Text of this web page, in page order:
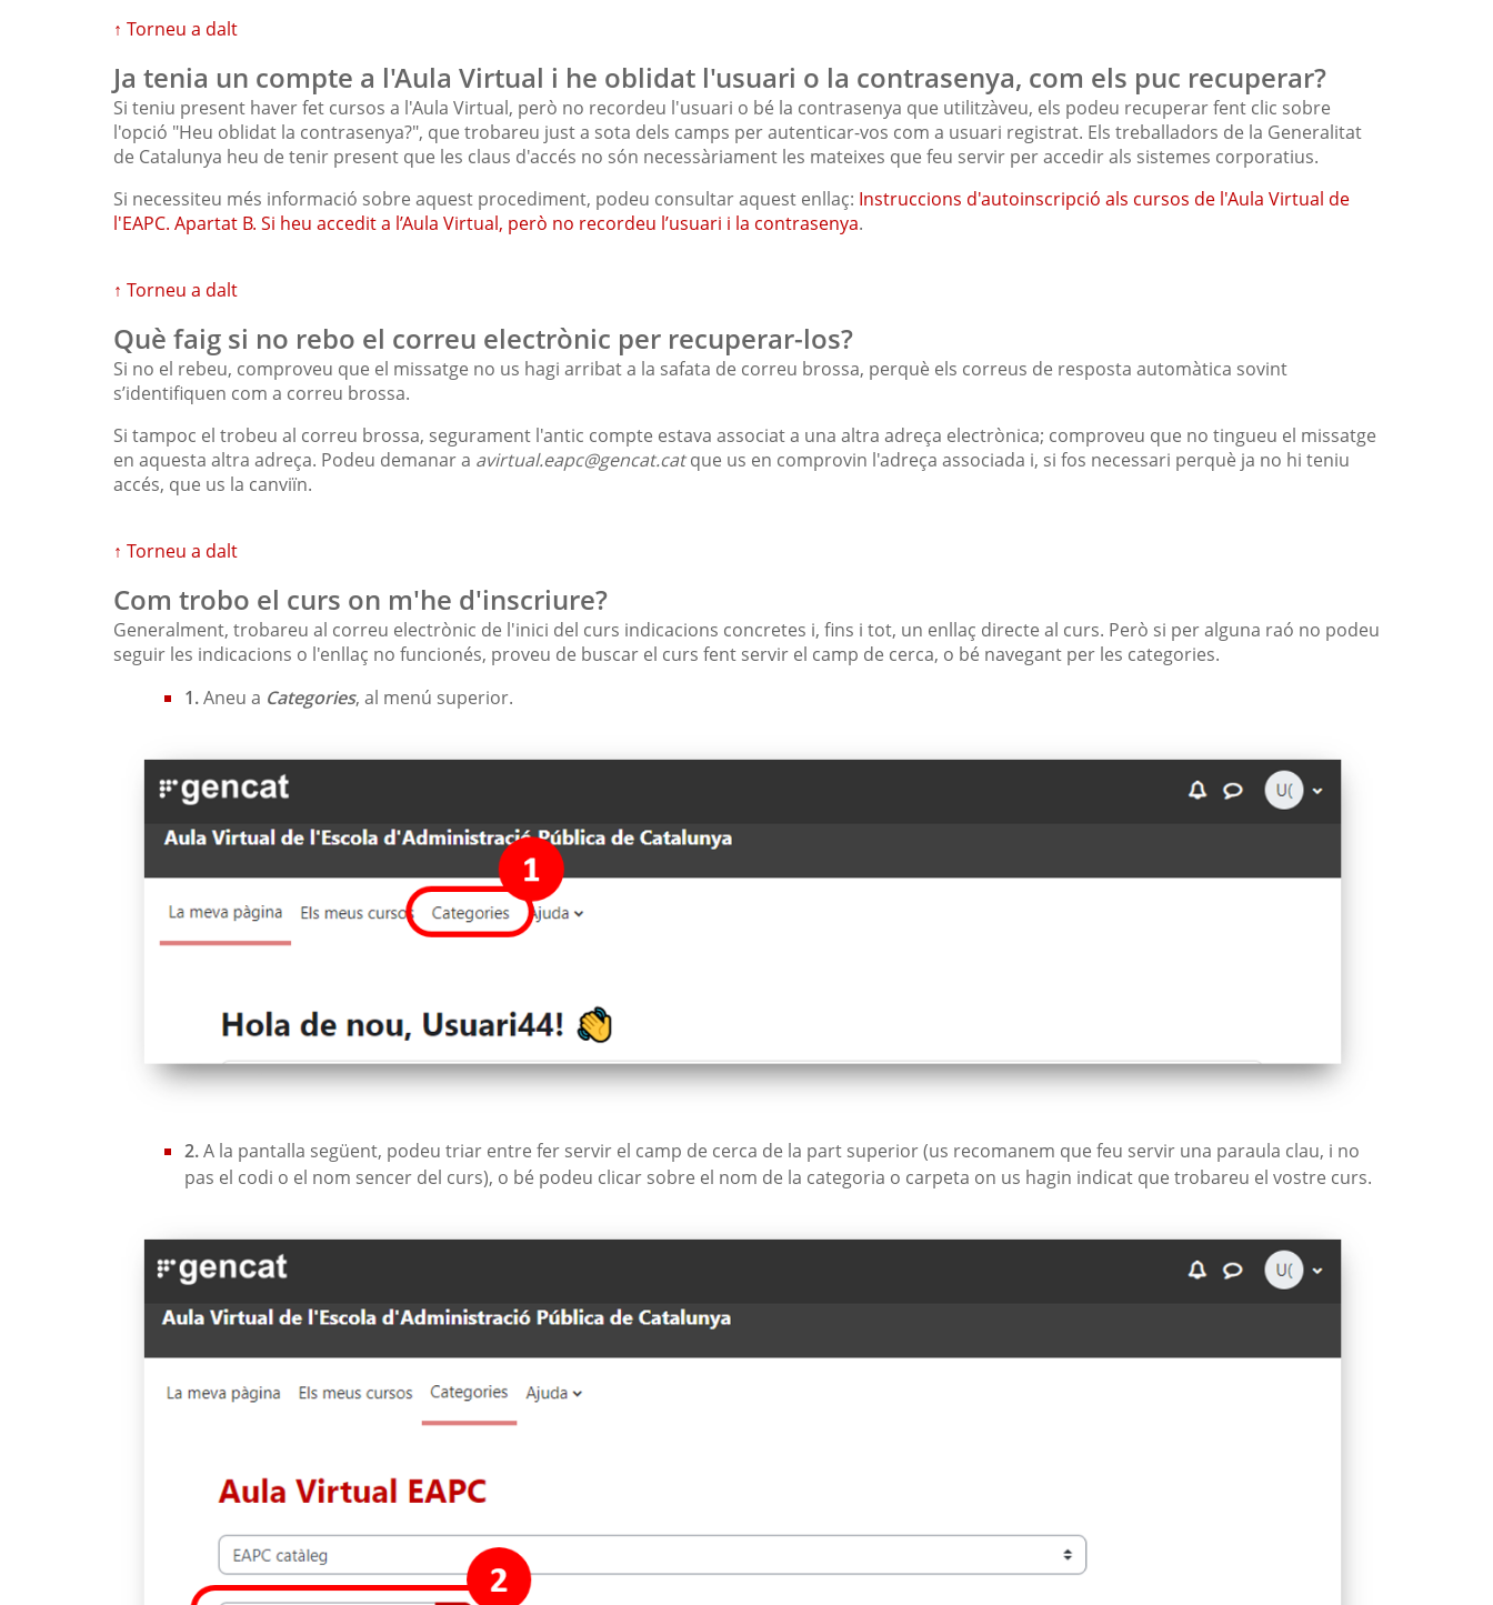
↑ Torneu a dalt
Ja tenia un compte a l'Aula Virtual i he oblidat l'usuari o la contrasenya, com els puc recuperar?
Si teniu present haver fet cursos a l'Aula Virtual, però no recordeu l'usuari o bé la contrasenya que utilitzàveu, els podeu recuperar fent clic sobre
l'opció "Heu oblidat la contrasenya?", que trobareu just a sota dels camps per autenticar-vos com a usuari registrat. Els treballadors de la Generalitat
de Catalunya heu de tenir present que les claus d'accés no són necessàriament les mateixes que feu servir per accedir als sistemes corporatius.
Si necessiteu més informació sobre aquest procediment, podeu consultar aquest enllaç: Instruccions d'autoinscripció als cursos de l'Aula Virtual de
l'EAPC. Apartat B. Si heu accedit a l’Aula Virtual, però no recordeu l’usuari i la contrasenya.
↑ Torneu a dalt
Què faig si no rebo el correu electrònic per recuperar-los?
Si no el rebeu, comproveu que el missatge no us hagi arribat a la safata de correu brossa, perquè els correus de resposta automàtica sovint
s’identifiquen com a correu brossa.
Si tampoc el trobeu al correu brossa, segurament l'antic compte estava associat a una altra adreça electrònica; comproveu que no tingueu el missatge
en aquesta altra adreça. Podeu demanar a avirtual.eapc@gencat.catque us en comprovin l'adreça associada i, si fos necessari perquè ja no hi teniu
accés, que us la canviïn.
↑ Torneu a dalt
Com trobo el curs on m'he d'inscriure?
Generalment, trobareu al correu electrònic de l'inici del curs indicacions concretes i, fins i tot, un enllaç directe al curs. Però si per alguna raó no podeu
seguir les indicacions o l'enllaç no funcionés, proveu de buscar el curs fent servir el camp de cerca, o bé navegant per les categories.
1.Aneu a Categories, al menú superior.
2.A la pantalla següent, podeu triar entre fer servir el camp de cerca de la part superior (us recomanem que feu servir una paraula clau, i no
pas el codi o el nom sencer del curs), o bé podeu clicar sobre el nom de la categoria o carpeta on us hagin indicat que trobareu el vostre curs.